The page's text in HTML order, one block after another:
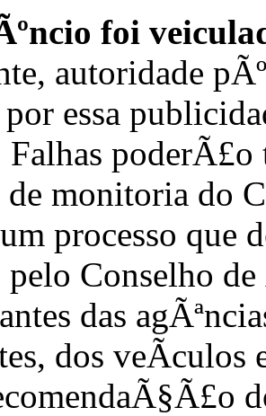
foi
autoridade
essa
monitoria do
processo que
pelo Conselho
das
dos veÃ­culos